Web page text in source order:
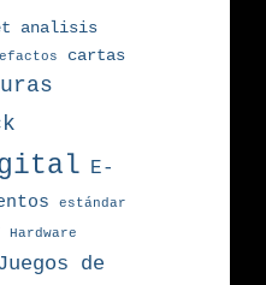
analisis
cartas
E-
estándar
Hardware
de